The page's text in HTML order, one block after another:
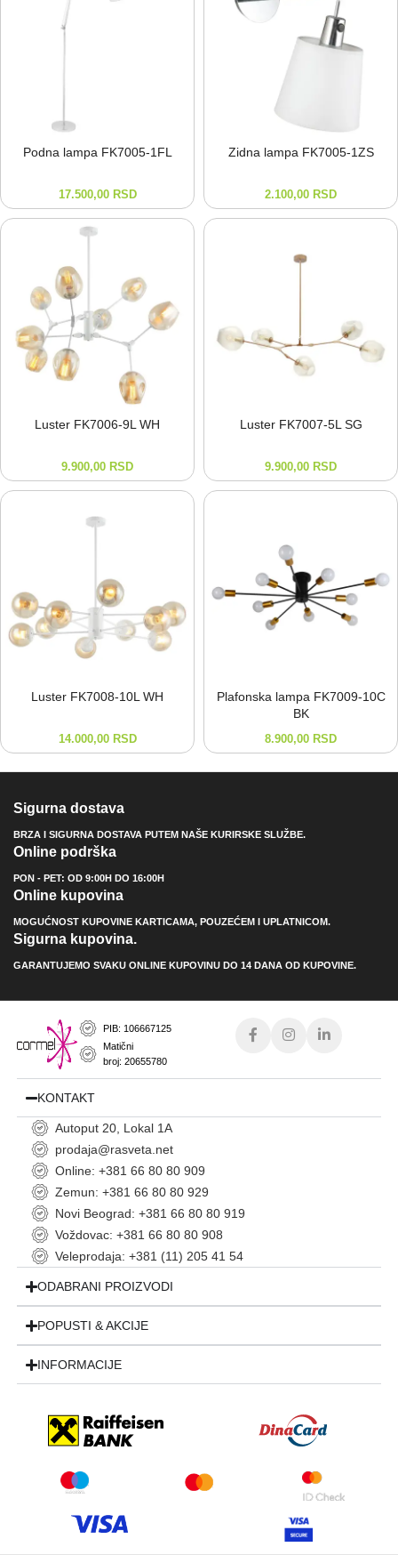
Podna lampa FK7005-⁠1FL
17.500,00 RSD
Zidna lampa FK7005-⁠1ZS
2.100,00 RSD
Luster FK7006-⁠9L WH
9.900,00 RSD
Luster FK7007-⁠5L SG
9.900,00 RSD
Luster FK7008-⁠10L WH
14.000,00 RSD
Plafonska lampa FK7009-⁠10C
BK
8.900,00 RSD
Sigurna dostava
BRZA I SIGURNA DOSTAVA PUTEM NAŠE KURIRSKE SLUŽBE.
Online podrška
PON - PET: OD 9:00H DO 16:00H
Online kupovina
MOGUĆNOST KUPOVINE KARTICAMA, POUZEĆEM I UPLATNICOM.
Sigurna kupovina.
GARANTUJEMO SVAKU ONLINE KUPOVINU DO 14 DANA OD KUPOVINE.
PIB: 106667125
Matični
broj: 20655780
KONTAKT
Autoput 20, Lokal 1A
prodaja@rasveta.net
Online: +381 66 80 80 909
Zemun: +381 66 80 80 929
Novi Beograd: +381 66 80 80 919
Voždovac: +381 66 80 80 908
Veleprodaja: +381 (11) 205 41 54
ODABRANI PROIZVODI
POPUSTI & AKCIJE
INFORMACIJE